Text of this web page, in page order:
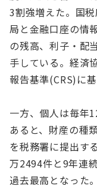
3割強増えた。国
局と金融口座の情
の残高、利子・配
手している。経済
報告基準(CRS)に
一方、個人は毎年
あると、財産の種
を税務署に提出す
万2494件と9年連
過去最高となった。